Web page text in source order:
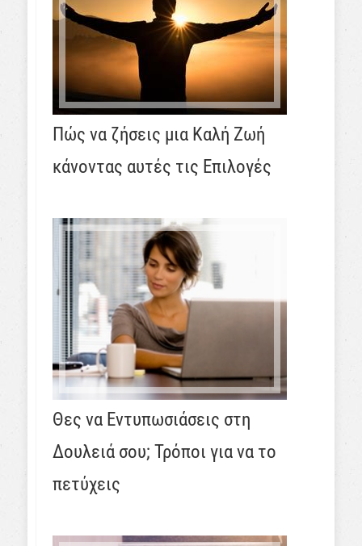
Πώς να ζήσεις μια Καλή Ζωή
κάνοντας αυτές τις Επιλογές
Θες να Εντυπωσιάσεις στη
Δουλειά σου; Τρόποι για να το
πετύχεις